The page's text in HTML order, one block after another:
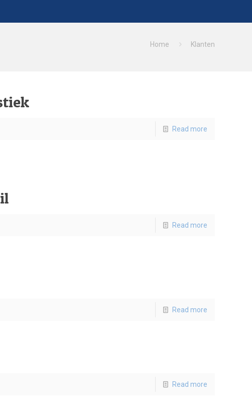
Home Klanten
Read more
Read more
Read more
Read more